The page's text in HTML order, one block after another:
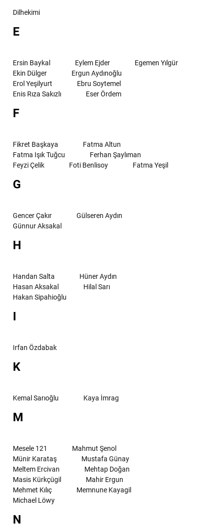
Dilhekimi
E
Ersin Baykal Eylem Ejder
Egemen Yılgür
Ekin Dülger
Ergun Aydınoğlu
Erol Yeşilyurt
Ebru Soytemel
Enis Rıza Sakızlı
Eser Ördem
F
Fikret Başkaya
Fatma Altun
Fatma Işık Tuğcu
Ferhan Şaylıman
Feyzi Çelik
Foti Benlisoy Fatma Yeşil
G
Gencer Çakır
Gülseren Aydın
Günnur Aksakal
H
Handan Salta
Hüner Aydın
Hasan Aksakal
Hilal Sarı
Hakan Sipahioğlu
I
Irfan Özdabak
K
Kemal Sarıoğlu Kaya İmrag
M
Mesele 121
Mahmut Şenol
Münir Karataş
Mustafa Günay
Meltem Ercivan
Mehtap Doğan
Masis Kürkçügil
Mahir Ergun
Mehmet Kılıç
Memnune Kayagil
Michael Löwy
N